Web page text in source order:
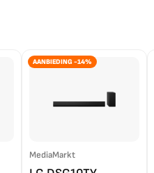
AANBIEDING -14%
MediaMarkt